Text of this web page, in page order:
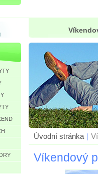
Úvodní stránka
Víkendový